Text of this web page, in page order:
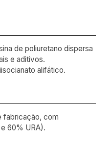
de poliuretano dispersa
e aditivos.
alifático.
fabricação, com
60% URA).